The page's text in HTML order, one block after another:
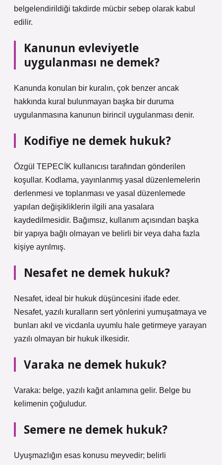
belgelendirildiği takdirde mücbir sebep olarak kabul
edilir.
Kanunun evleviyetle
uygulanması ne demek?
Kanunda konulan bir kuralın, çok benzer ancak
hakkında kural bulunmayan başka bir duruma
uygulanmasına kanunun birincil uygulanması denir.
Kodifiye ne demek hukuk?
Özgül TEPECİK kullanıcısı tarafından gönderilen
koşullar. Kodlama, yayınlanmış yasal düzenlemelerin
derlenmesi ve toplanması ve yasal düzenlemede
yapılan değişikliklerin ilgili ana yasalara
kaydedilmesidir. Bağımsız, kullanım açısından başka
bir yapıya bağlı olmayan ve belirli bir veya daha fazla
kişiye ayrılmış.
Nesafet ne demek hukuk?
Nesafet, ideal bir hukuk düşüncesini ifade eder.
Nesafet, yazılı kuralların sert yönlerini yumuşatmaya ve
bunları akıl ve vicdanla uyumlu hale getirmeye yarayan
yazılı olmayan bir hukuk ilkesidir.
Varaka ne demek hukuk?
Varaka: belge, yazılı kağıt anlamına gelir. Belge bu
kelimenin çoğuludur.
Semere ne demek hukuk?
Uyuşmazlığın esas konusu meyvedir; belirli